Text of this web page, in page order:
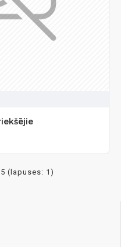
(lapuses: 1)